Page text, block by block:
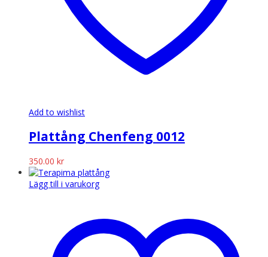
Add to wishlist
Plattång Chenfeng 0012
350.00 kr
Lägg till i varukorg